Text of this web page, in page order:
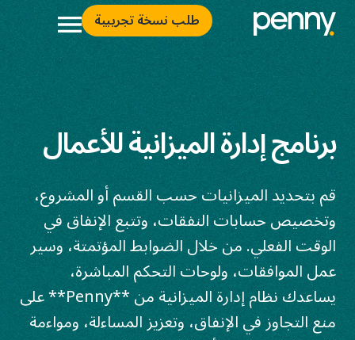
طلب نسخة تجريبية
برنامج إدارة الميزانية للأعمال
قم بتحديد الميزانيات حسب القسم أو المشروع،
وتخصيص حسابات النفقات، وتتبع الإنفاق في
الوقت الفعلي. من خلال الضوابط المؤتمتة، وسير
عمل الموافقات، ولوحات التحكم المباشرة،
يساعدك نظام إدارة الميزانية من **Penny** على
منع التجاوز في الإنفاق، وتعزيز المساءلة، ومواءمة